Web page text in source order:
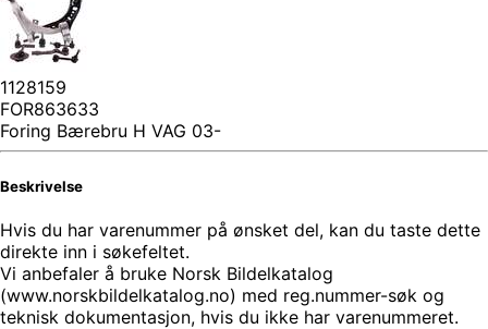
1128159
FOR863633
Foring Bærebru H VAG 03-
Beskrivelse
Hvis du har varenummer på ønsket del, kan du taste dette
direkte inn i søkefeltet.
Vi anbefaler å bruke Norsk Bildelkatalog
(www.norskbildelkatalog.no) med reg.nummer-søk og
teknisk dokumentasjon, hvis du ikke har varenummeret.